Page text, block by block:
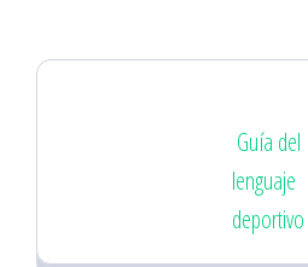
Guía del
lenguaje
deportivo